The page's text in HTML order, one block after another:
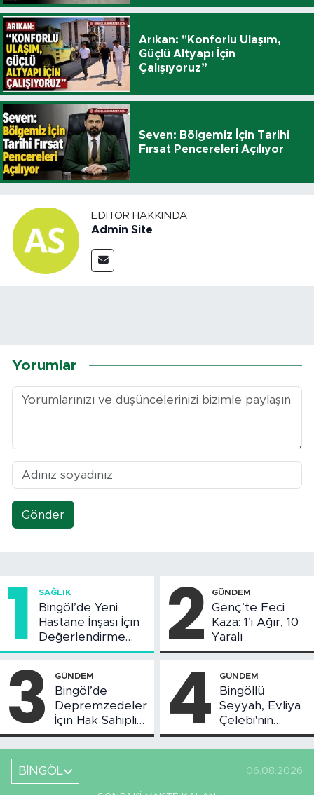
Arıkan: "Konforlu Ulaşım,
Güçlü Altyapı İçin
Çalışıyoruz”
Seven: Bölgemiz İçin Tarihi
Fırsat Pencereleri Açılıyor
EDITÖR HAKKINDA
Admin Site
Yorumlar
Gönder
1 SAĞLIK
Bingöl’de Yeni
Hastane İnşası İçin
Değerlendirme
Toplantısı Yapıldı
2 GÜNDEM
Genç’te Feci
Kaza: 1’i Ağır, 10
Yaralı
3 GÜNDEM
Bingöl’de
Depremzedeler
İçin Hak Sahipliği
Askı Süreci
Başladı
4 GÜNDEM
Bingöllü
Seyyah, Evliya
Çelebi'nin
Bahsettiği
Bingöl'deki O
BİNGÖL 06.08.2026